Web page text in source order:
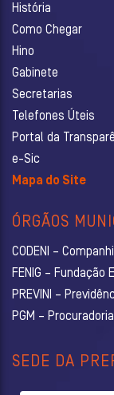
História
Como Chegar
Hino
Gabinete
Secretarias
Telefones Úteis
Portal da
e-Sic
Mapa do Site
ÓRGÃOS
CODENI –
FENIG – Fundação
PREVINI –
PGM –
SEDE DA